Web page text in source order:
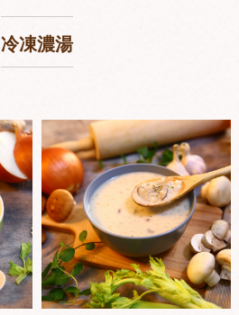
冷凍濃湯